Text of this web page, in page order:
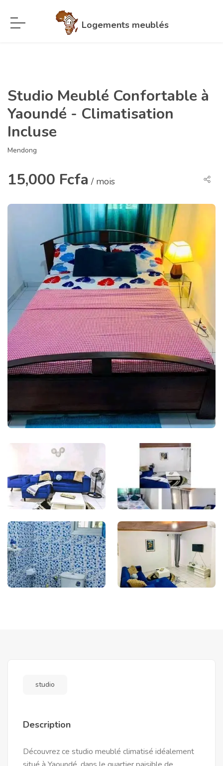
Logements meublés
Studio Meublé Confortable à
Yaoundé - Climatisation
Incluse
Mendong
15,000 Fcfa / mois
studio
Description
Découvrez ce studio meublé climatisé idéalement